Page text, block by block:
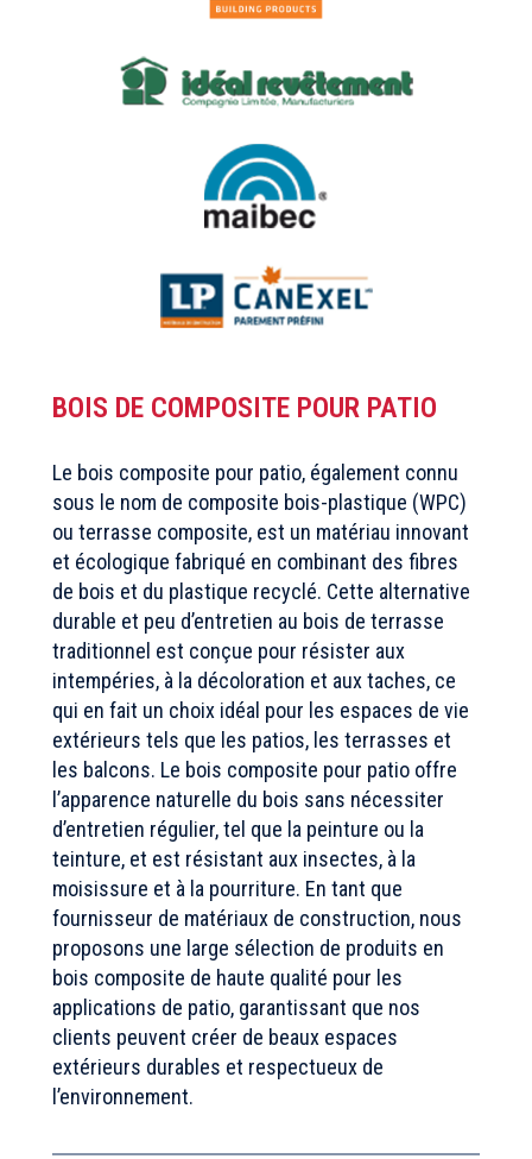
BOIS DE COMPOSITE POUR PATIO
Le bois composite pour patio, également connu
sous le nom de composite bois-plastique (WPC)
ou terrasse composite, est un matériau innovant
et écologique fabriqué en combinant des fibres
de bois et du plastique recyclé. Cette alternative
durable et peu d’entretien au bois de terrasse
traditionnel est conçue pour résister aux
intempéries, à la décoloration et aux taches, ce
qui en fait un choix idéal pour les espaces de vie
extérieurs tels que les patios, les terrasses et
les balcons. Le bois composite pour patio offre
l’apparence naturelle du bois sans nécessiter
d’entretien régulier, tel que la peinture ou la
teinture, et est résistant aux insectes, à la
moisissure et à la pourriture. En tant que
fournisseur de matériaux de construction, nous
proposons une large sélection de produits en
bois composite de haute qualité pour les
applications de patio, garantissant que nos
clients peuvent créer de beaux espaces
extérieurs durables et respectueux de
l’environnement.